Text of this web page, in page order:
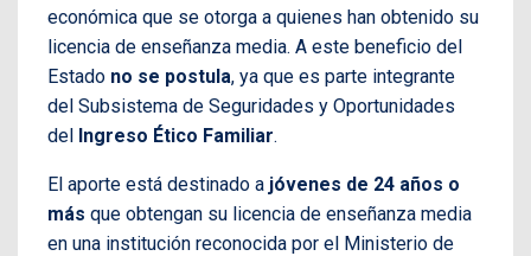
económica que se otorga a quienes han obtenido su
licencia de enseñanza media. A este beneficio del
Estado no se postula, ya que es parte integrante
del Subsistema de Seguridades y Oportunidades
del Ingreso Ético Familiar.
El aporte está destinado a jóvenes de 24 años o
más que obtengan su licencia de enseñanza media
en una institución reconocida por el Ministerio de